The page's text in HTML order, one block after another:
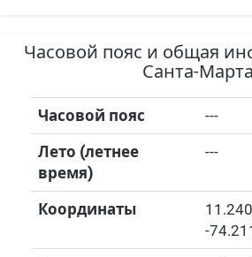
Часовой пояс и общая
Санта-Марта
Часовой пояс ---
Лето (летнее
время)
---
Координаты
-